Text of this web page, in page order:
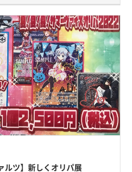
ルツ】新しくオリパ展